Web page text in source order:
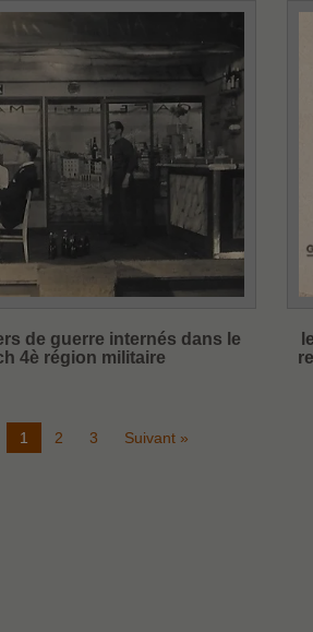
de guerre internés dans le
4è région militaire
1 2 3 Suivant »